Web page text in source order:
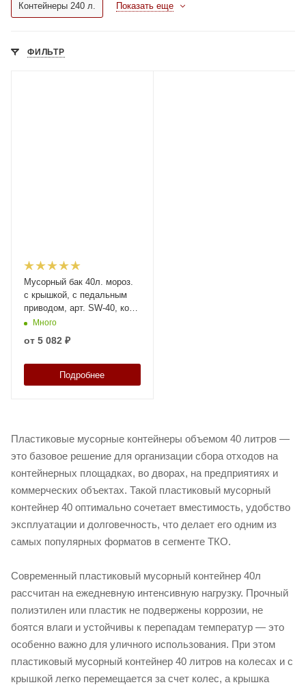
Контейнеры 240 л. Показать еще
ФИЛЬТР
Мусорный бак 40л. мороз.
с крышкой, с педальным
приводом, арт. SW-40, код:
25996
Много
от 5 082 ₽
Подробнее
Пластиковые мусорные контейнеры объемом 40 литров —
это базовое решение для организации сбора отходов на
контейнерных площадках, во дворах, на предприятиях и
коммерческих объектах. Такой пластиковый мусорный
контейнер 40 оптимально сочетает вместимость, удобство
эксплуатации и долговечность, что делает его одним из
самых популярных форматов в сегменте ТКО.
Современный пластиковый мусорный контейнер 40л
рассчитан на ежедневную интенсивную нагрузку. Прочный
полиэтилен или пластик не подвержены коррозии, не
боятся влаги и устойчивы к перепадам температур — это
особенно важно для уличного использования. При этом
пластиковый мусорный контейнер 40 литров на колесах и с
крышкой легко перемещается за счет колес, а крышка